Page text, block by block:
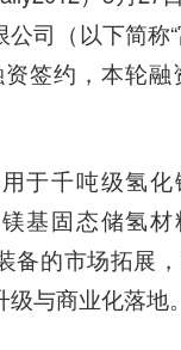
司（以下简称
签约，本轮融
于千吨级氢化
基固态储氢材
备的市场拓展
与商业化落地。